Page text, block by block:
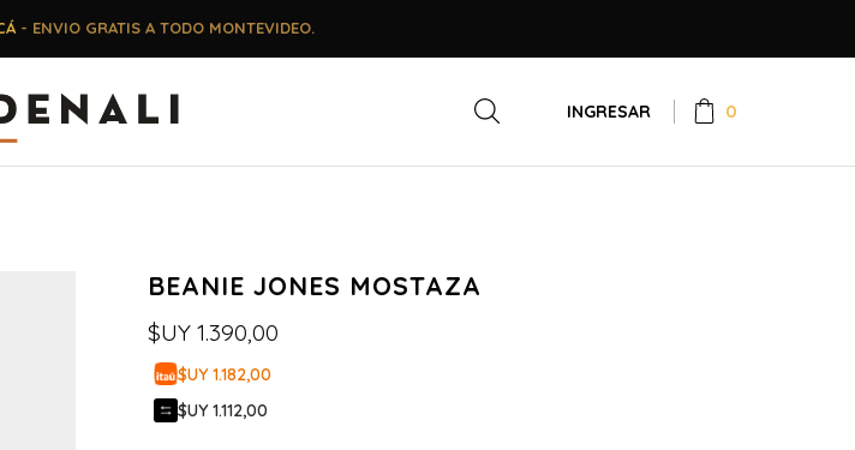
- ENVIO GRATIS A TODO MONTEVIDEO.
INGRESAR 0
BEANIE JONES MOSTAZA
$UY 1.390,00
$UY 1.182,00
$UY 1.112,00